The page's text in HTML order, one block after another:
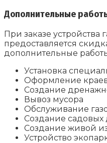
Дополнительные
При заказе устройства
предоставляется
дополнительные
Установка
Оформление
Создание
Вывоз мусора
Обслуживание
Создание садовых
Создание живой
Устройство